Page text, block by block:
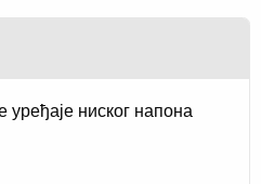
уређаје ниског напона